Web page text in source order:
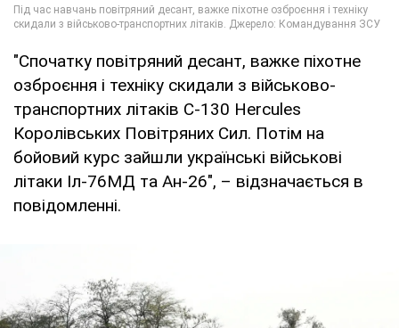
"Спочатку повітряний десант, важке піхотне
озброєння і техніку скидали з військово-
транспортних літаків C-130 Hercules
Королівських Повітряних Сил. Потім на
бойовий курс зайшли українські військові
літаки Іл-76МД та Ан-26", – відзначається в
повідомленні.